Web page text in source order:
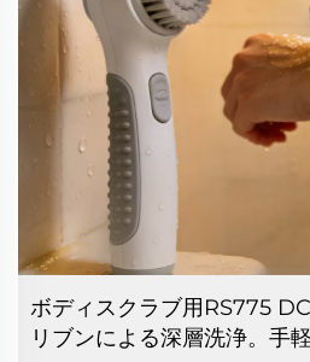
ボディスクラブ用RS775
リブンによる深層洗浄。手